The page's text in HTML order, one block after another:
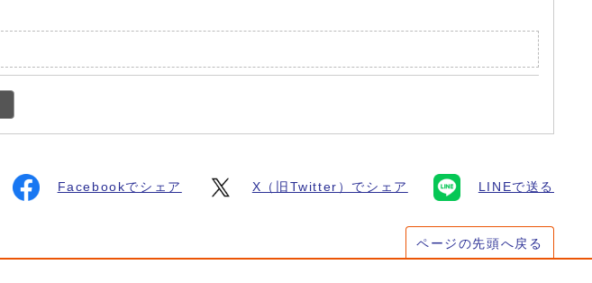
Facebookでシェア X（旧Twitter）でシェア LINEで送る
ページの先頭へ戻る